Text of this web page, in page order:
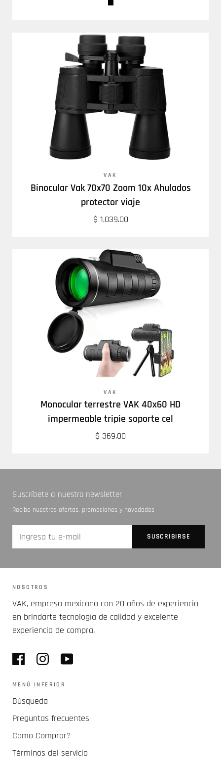
VAK
Binocular Vak 70x70 Zoom 10x Ahulados
protector viaje
$ 1,039.00
VAK
Monocular terrestre VAK 40x60 HD
impermeable tripie soporte cel
$ 369.00
Suscríbete a nuestro newsletter
Recibe nuestras ofertas, promociones y novedades
NOSOTROS
VAK, empresa mexicana con 20 años de experiencia
en brindarte tecnología de calidad y excelente
experiencia de compra.
MENÚ INFERIOR
Búsqueda
Preguntas frecuentes
Como Comprar?
Términos del servicio